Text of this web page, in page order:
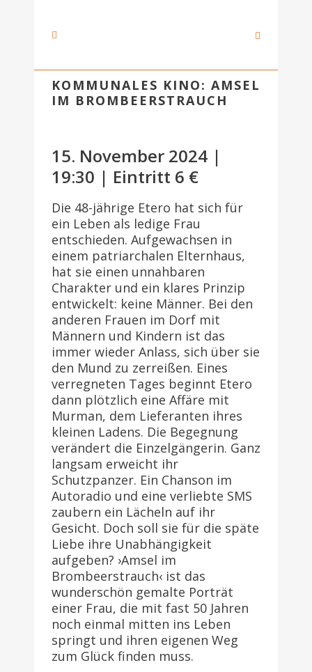
KOMMUNALES KINO: AMSEL
IM BROMBEERSTRAUCH
15. November 2024 |
19:30 | Eintritt 6 €
Die 48-jährige Etero hat sich für
ein Leben als ledige Frau
entschieden. Aufgewachsen in
einem patriarchalen Elternhaus,
hat sie einen unnahbaren
Charakter und ein klares Prinzip
entwickelt: keine Männer. Bei den
anderen Frauen im Dorf mit
Männern und Kindern ist das
immer wieder Anlass, sich über sie
den Mund zu zerreißen. Eines
verregneten Tages beginnt Etero
dann plötzlich eine Affäre mit
Murman, dem Lieferanten ihres
kleinen Ladens. Die Begegnung
verändert die Einzelgängerin. Ganz
langsam erweicht ihr
Schutzpanzer. Ein Chanson im
Autoradio und eine verliebte SMS
zaubern ein Lächeln auf ihr
Gesicht. Doch soll sie für die späte
Liebe ihre Unabhängigkeit
aufgeben? ›Amsel im
Brombeerstrauch‹ ist das
wunderschön gemalte Porträt
einer Frau, die mit fast 50 Jahren
noch einmal mitten ins Leben
springt und ihren eigenen Weg
zum Glück finden muss.